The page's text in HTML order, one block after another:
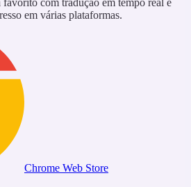
favorito com tradução em tempo real e
em várias plataformas.
Chrome Web Store